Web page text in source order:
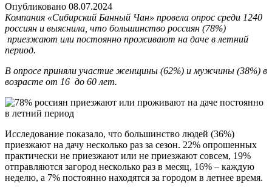
Опубликовано 08.07.2024
Компания «Сибирский Банный Чан» провела опрос среди 1240
россиян и выяснила, что большинство россиян (78%)
приезжают или постоянно проживают на даче в летний
период.
В опросе приняли участие женщины (62%) и мужчины (38%) в
возрасте от 16 до 60 лет.
Исследование показало, что большинство людей (36%)
приезжают на дачу несколько раз за сезон. 22% опрошенных
практически не приезжают или не приезжают совсем, 19%
отправляются загород несколько раз в месяц, 16% – каждую
неделю, а 7% постоянно находятся за городом в летнее время.